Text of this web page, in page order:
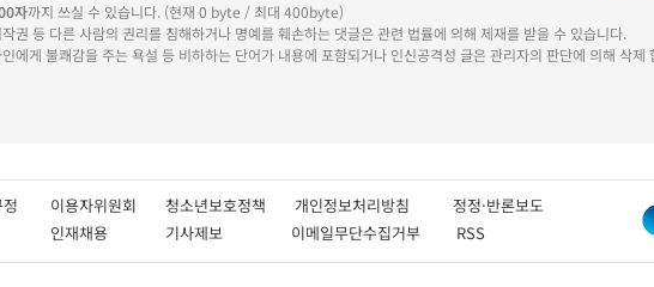
자까지 쓰실 수 있습니다. (현재 0 byte / 최대 400byte)
권 등 다른 사람의 권리를 침해하거나 명예를 훼손하는 댓글은 관련 법률에 의해 제재를 받을 수 있습니다.
에게 불쾌감을 주는 욕설 등 비하하는 단어가 내용에 포함되거나 인신공격성 글은 관리자의 판단에 의해 삭제
정 이용자위원회 청소년보호정책 개인정보처리방침 정정·반론보도
인재채용 기사제보 이메일무단수집거부 RSS